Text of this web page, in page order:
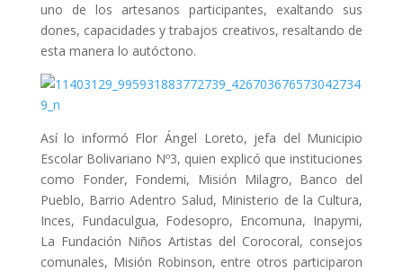
uno de los artesanos participantes, exaltando sus
dones, capacidades y trabajos creativos, resaltando de
esta manera lo autóctono.
Así lo informó Flor Ángel Loreto, jefa del Municipio
Escolar Bolivariano Nº3, quien explicó que instituciones
como Fonder, Fondemi, Misión Milagro, Banco del
Pueblo, Barrio Adentro Salud, Ministerio de la Cultura,
Inces, Fundaculgua, Fodesopro, Encomuna, Inapymi,
La Fundación Niños Artistas del Corocoral, consejos
comunales, Misión Robinson, entre otros participaron